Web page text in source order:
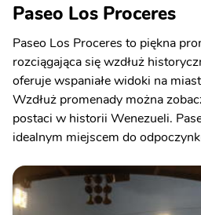
Paseo Los Proceres
Paseo Los Proceres to piękna
rozciągająca się wzdłuż
oferuje wspaniałe widoki na
Wzdłuż promenady można
postaci w historii Wenezueli.
idealnym miejscem do